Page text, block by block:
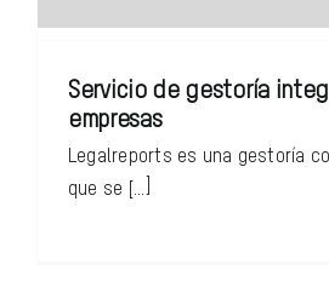
Servicio de gestoría
empresas
Legalreports es una gestoría
que se [...]